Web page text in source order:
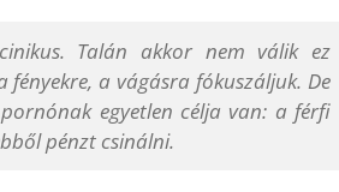
Talán akkor nem válik ez
fényekre, a vágásra fókuszáljuk. De
egyetlen célja van: a férfi
pénzt csinálni.